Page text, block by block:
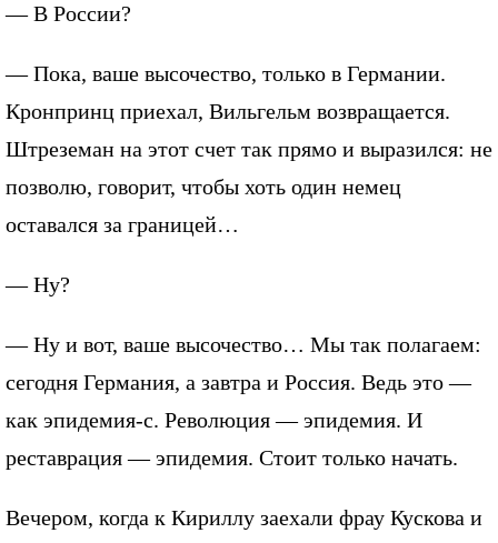
— В России?
— Пока, ваше высочество, только в Германии.
Кронпринц приехал, Вильгельм возвращается.
Штреземан на этот счет так прямо и выразился: не
позволю, говорит, чтобы хоть один немец
оставался за границей…
— Ну?
— Ну и вот, ваше высочество… Мы так полагаем:
сегодня Германия, а завтра и Россия. Ведь это —
как эпидемия-с. Революция — эпидемия. И
реставрация — эпидемия. Стоит только начать.
Вечером, когда к Кириллу заехали фрау Кускова и